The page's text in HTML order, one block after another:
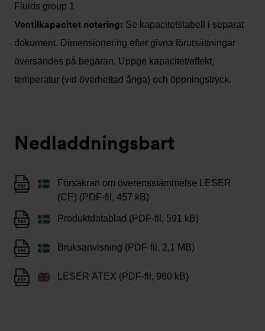
Fluids group 1
Ventilkapacitet notering: Se kapacitetstabell i separat
dokument. Dimensionering efter givna förutsättningar
översändes på begäran. Uppge kapacitet/effekt,
temperatur (vid överhettad ånga) och öppningstryck.
Nedladdningsbart
Försäkran om överensstämmelse LESER
(CE) (PDF-fil, 457 kB)
Produktdatablad (PDF-fil, 591 kB)
Bruksanvisning (PDF-fil, 2,1 MB)
LESER ATEX (PDF-fil, 960 kB)